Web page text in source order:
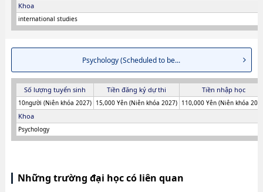
Khoa
international studies
Psychology (Scheduled to be...
Số lượng tuyển sinh Tiền đăng ký dự thi Tiền nhập học
10người (Niên khóa 2027) 15,000 Yên (Niên khóa 2027) 110,000 Yên (Niên khóa
Khoa
Psychology
Những trường đại học có liên quan